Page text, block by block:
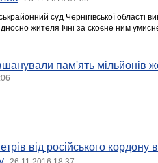
суд Чернігівської області
жителя Ічні за скоєне ним
вшанували пам'ять мільйонів
від російського